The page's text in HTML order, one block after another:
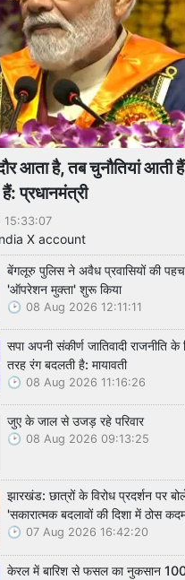
आता है, तब चुनौतियां आती
प्रधानमंत्री
15:33:07
X account
बेंगलूरु पुलिस ने अवैध प्रवासियों की
'ऑपरेशन मुक्ता' शुरू किया
08 Aug 2026 12:11:11
सपा अपनी संकीर्ण जातिवादी राजनीति के
तरह रंग बदलती है: मायावती
08 Aug 2026 11:16:26
जुए के जाल से उजड़ रहे परिवार
08 Aug 2026 09:13:25
झारखंड: छात्रों के विरोध प्रदर्शन पर
'सकारात्मक बदलावों की दिशा में ठोस
07 Aug 2026 16:42:20
केरल में बारिश से फसल का नुकसान